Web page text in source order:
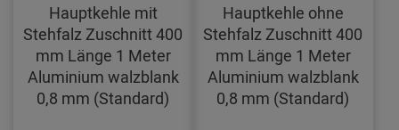
Hauptkehle mit
Stehfalz Zuschnitt 400
mm Länge 1 Meter
Aluminium walzblank
0,8 mm (Standard)
Hauptkehle ohne
Stehfalz Zuschnitt 400
mm Länge 1 Meter
Aluminium walzblank
0,8 mm (Standard)